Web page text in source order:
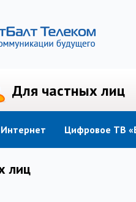
Для частных лиц
Интернет Цифровое ТВ
Интернет
лиц